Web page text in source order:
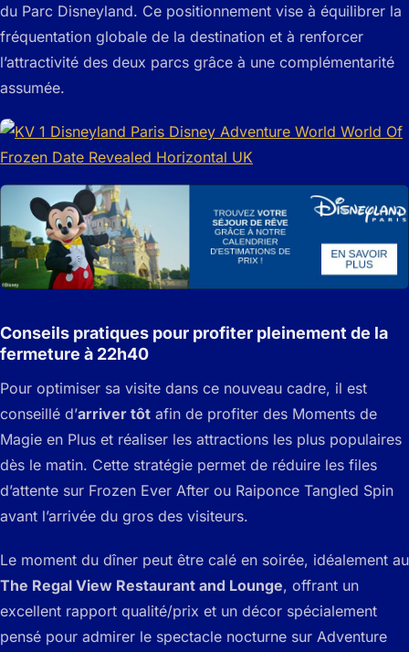
du Parc Disneyland. Ce positionnement vise à équilibrer la
fréquentation globale de la destination et à renforcer
l’attractivité des deux parcs grâce à une complémentarité
assumée.
Conseils pratiques pour profiter pleinement de la
fermeture à 22h40
Pour optimiser sa visite dans ce nouveau cadre, il est
conseillé d’arriver tôt afin de profiter des Moments de
Magie en Plus et réaliser les attractions les plus populaires
dès le matin. Cette stratégie permet de réduire les files
d’attente sur Frozen Ever After ou Raiponce Tangled Spin
avant l’arrivée du gros des visiteurs.
Le moment du dîner peut être calé en soirée, idéalement au
The Regal View Restaurant and Lounge, offrant un
excellent rapport qualité/prix et un décor spécialement
pensé pour admirer le spectacle nocturne sur Adventure